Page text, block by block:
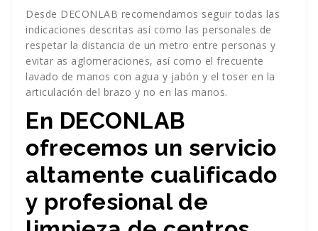
Desde DECONLAB recomendamos seguir todas las
indicaciones descritas así como las personales de
respetar la distancia de un metro entre personas y
evitar as aglomeraciones, así como el frecuente
lavado de manos con agua y jabón y el toser en la
articulación del brazo y no en las manos.
En DECONLAB
ofrecemos un servicio
altamente cualificado
y profesional de